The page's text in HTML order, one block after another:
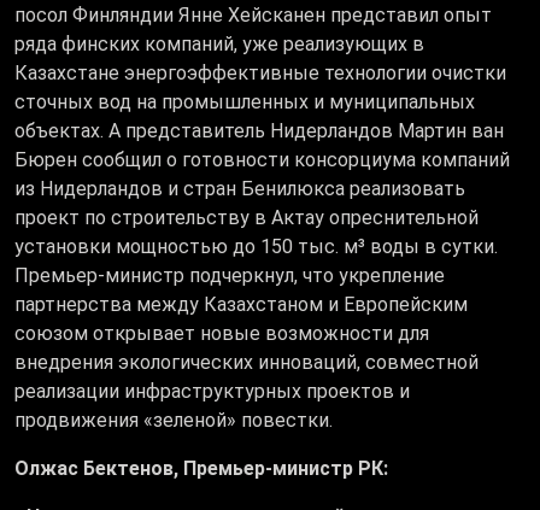
посол Финляндии Янне Хейсканен представил опыт
ряда финских компаний, уже реализующих в
Казахстане энергоэффективные технологии очистки
сточных вод на промышленных и муниципальных
объектах. А представитель Нидерландов Мартин ван
Бюрен сообщил о готовности консорциума компаний
из Нидерландов и стран Бенилюкса реализовать
проект по строительству в Актау опреснительной
установки мощностью до 150 тыс. м³ воды в сутки.
Премьер-министр подчеркнул, что укрепление
партнерства между Казахстаном и Европейским
союзом открывает новые возможности для
внедрения экологических инноваций, совместной
реализации инфраструктурных проектов и
продвижения «зеленой» повестки.
Олжас Бектенов, Премьер-министр РК: